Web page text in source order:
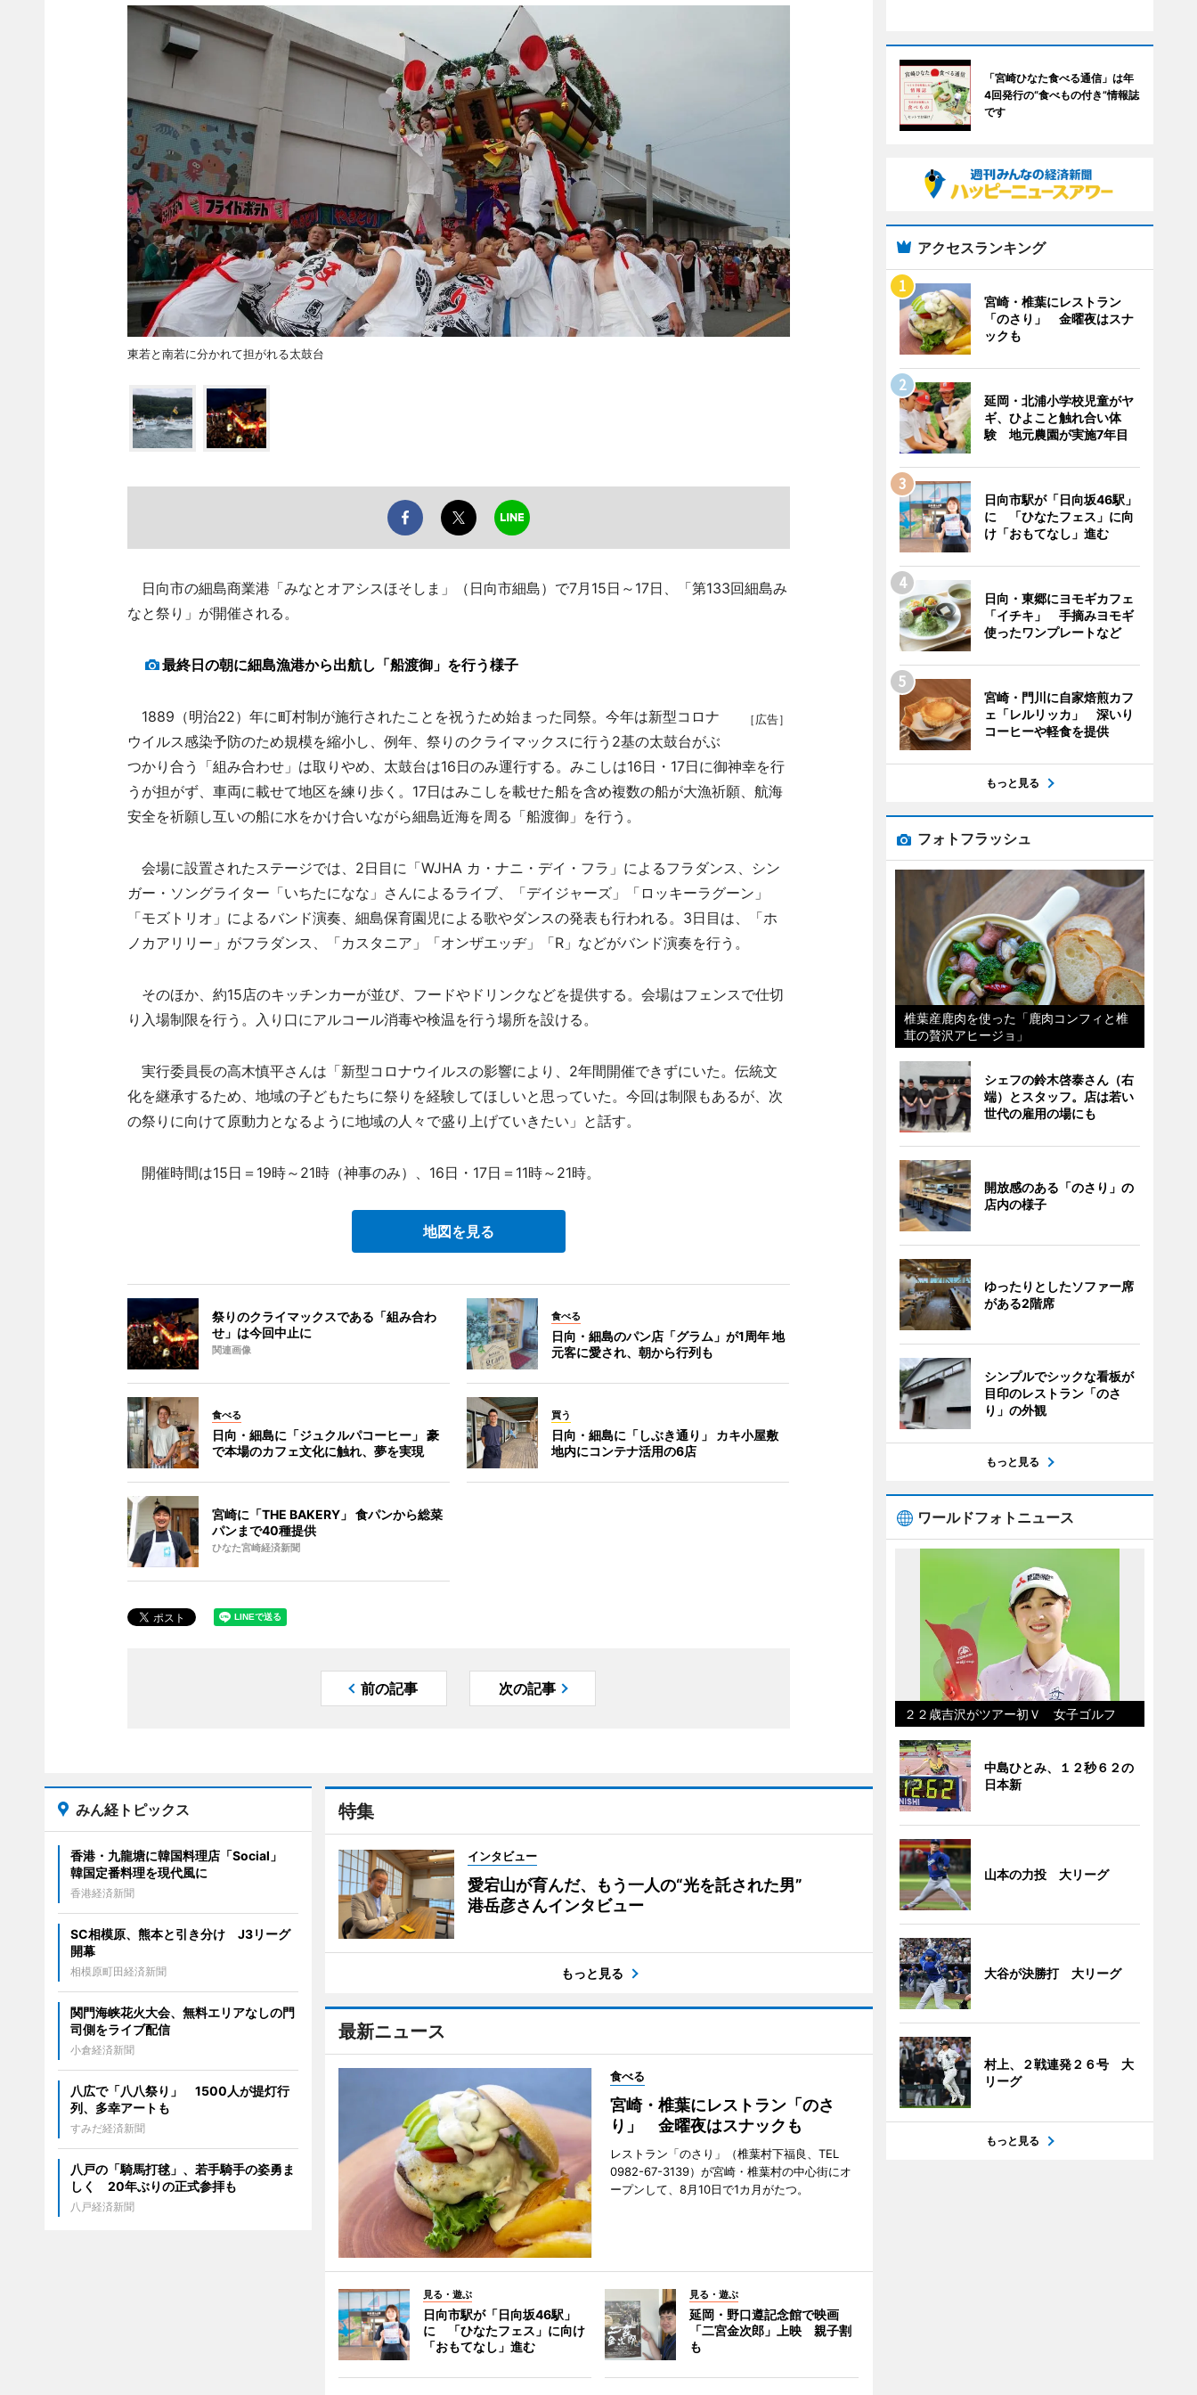
東若と南若に分かれて担がれる太鼓台
日向市の細島商業港「みなとオアシスほそしま」（日向市細島）で7月15日～17日、「第133回細島み
なと祭り」が開催される。
最終日の朝に細島漁港から出航し「船渡御」を行う様子
［広告］
1889（明治22）年に町村制が施行されたことを祝うため始まった同祭。今年は新型コロナ
ウイルス感染予防のため規模を縮小し、例年、祭りのクライマックスに行う2基の太鼓台がぶ
つかり合う「組み合わせ」は取りやめ、太鼓台は16日のみ運行する。みこしは16日・17日に御神幸を行
うが担がず、車両に載せて地区を練り歩く。17日はみこしを載せた船を含め複数の船が大漁祈願、航海
安全を祈願し互いの船に水をかけ合いながら細島近海を周る「船渡御」を行う。
会場に設置されたステージでは、2日目に「WJHA カ・ナニ・デイ・フラ」によるフラダンス、シン
ガー・ソングライター「いちたになな」さんによるライブ、「デイジャーズ」「ロッキーラグーン」
「モズトリオ」によるバンド演奏、細島保育園児による歌やダンスの発表も行われる。3日目は、「ホ
ノカアリリー」がフラダンス、「カスタニア」「オンザエッヂ」「R」などがバンド演奏を行う。
そのほか、約15店のキッチンカーが並び、フードやドリンクなどを提供する。会場はフェンスで仕切
り入場制限を行う。入り口にアルコール消毒や検温を行う場所を設ける。
実行委員長の高木慎平さんは「新型コロナウイルスの影響により、2年間開催できずにいた。伝統文
化を継承するため、地域の子どもたちに祭りを経験してほしいと思っていた。今回は制限もあるが、次
の祭りに向けて原動力となるように地域の人々で盛り上げていきたい」と話す。
開催時間は15日＝19時～21時（神事のみ）、16日・17日＝11時～21時。
地図を見る
祭りのクライマックスである「組み合わ
せ」は今回中止に
関連画像
食べる
日向・細島のパン店「グラム」が1周年 地
元客に愛され、朝から行列も
食べる
日向・細島に「ジュクルパコーヒー」 豪
で本場のカフェ文化に触れ、夢を実現
買う
日向・細島に「しぶき通り」 カキ小屋敷
地内にコンテナ活用の6店
宮崎に「THE BAKERY」 食パンから総菜
パンまで40種提供
ひなた宮崎経済新聞
前の記事 次の記事
特集
インタビュー
愛宕山が育んだ、もう一人の“光を託された男”
港岳彦さんインタビュー
もっと見る
最新ニュース
食べる
宮崎・椎葉にレストラン「のさ
り」 金曜夜はスナックも
レストラン「のさり」（椎葉村下福良、TEL
0982-67-3139）が宮崎・椎葉村の中心街にオ
ープンして、8月10日で1カ月がたつ。
見る・遊ぶ
日向市駅が「日向坂46駅」
に 「ひなたフェス」に向け
「おもてなし」進む
見る・遊ぶ
延岡・野口遵記念館で映画
「二宮金次郎」上映 親子割
も
みん経トピックス
香港・九龍塘に韓国料理店「Social」
韓国定番料理を現代風に
香港経済新聞
SC相模原、熊本と引き分け J3リーグ
開幕
相模原町田経済新聞
関門海峡花火大会、無料エリアなしの門
司側をライブ配信
小倉経済新聞
八広で「八八祭り」 1500人が提灯行
列、多幸アートも
すみだ経済新聞
八戸の「騎馬打毬」、若手騎手の姿勇ま
しく 20年ぶりの正式参拝も
八戸経済新聞
「宮崎ひなた食べる通信」は年
4回発行の“食べもの付き”情報誌
です
アクセスランキング
宮崎・椎葉にレストラン
「のさり」 金曜夜はスナ
ックも
延岡・北浦小学校児童がヤ
ギ、ひよこと触れ合い体
験 地元農園が実施7年目
日向市駅が「日向坂46駅」
に 「ひなたフェス」に向
け「おもてなし」進む
日向・東郷にヨモギカフェ
「イチキ」 手摘みヨモギ
使ったワンプレートなど
宮崎・門川に自家焙煎カフ
ェ「レルリッカ」 深いり
コーヒーや軽食を提供
もっと見る
フォトフラッシュ
椎葉産鹿肉を使った「鹿肉コンフィと椎
茸の贅沢アヒージョ」
シェフの鈴木啓泰さん（右
端）とスタッフ。店は若い
世代の雇用の場にも
開放感のある「のさり」の
店内の様子
ゆったりとしたソファー席
がある2階席
シンプルでシックな看板が
目印のレストラン「のさ
り」の外観
もっと見る
ワールドフォトニュース
２２歳吉沢がツアー初Ｖ 女子ゴルフ
中島ひとみ、１２秒６２の
日本新
山本の力投 大リーグ
大谷が決勝打 大リーグ
村上、２戦連発２６号 大
リーグ
もっと見る